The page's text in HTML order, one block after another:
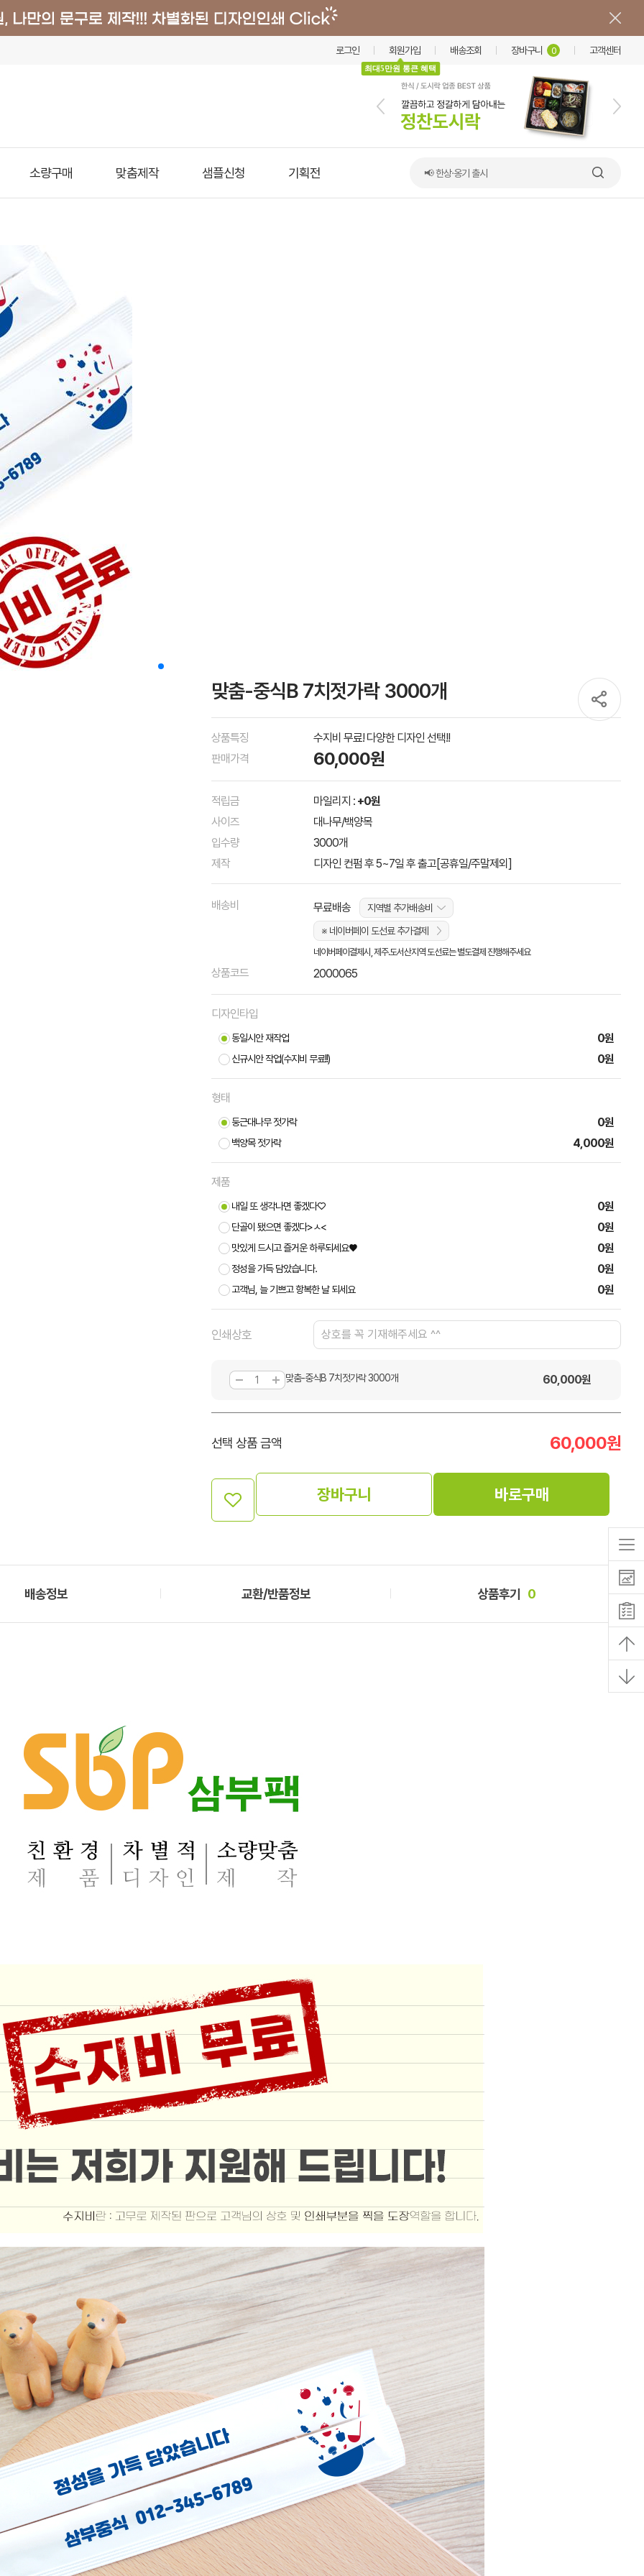
로그인 회원가입
최대5만원 통큰 혜택
배송조회 장바구니 0 고객센터
소량구매 맞춤제작 샘플신청 기획전 📢 한상·옹기 출시
맞춤-중식B 7치젓가락 3000개
상품특징
수지비 무료! 다양한 디자인 선택!!
판매가격
60,000원
적립금 마일리지 : +0원
사이즈
대나무/백양목
입수량
3000개
제작
디자인 컨펌 후 5~7일 후 출고[공휴일/주말제외]
배송비 무료배송
지역별 추가배송비
※ 네이버페이 도선료 추가결제
네이버페이결제시, 제주.도서산지역 도선료는 별도결제 진행해주세요
상품코드 2000065
디자인타입
동일시안 재작업 0원
신규시안 작업(수지비 무료!!) 0원
형태
둥근대나무 젓가락 0원
백양목 젓가락 4,000원
제품
내일 또 생각나면 좋겠다♡ 0원
단골이 됐으면 좋겠다>ㅅ< 0원
맛있게 드시고 즐거운 하루되세요♥ 0원
정성을 가득 담았습니다. 0원
고객님, 늘 기쁘고 항복한 날 되세요 0원
인쇄상호
맞춤-중식B 7치젓가락 3000개 60,000원
선택 상품 금액 60,000원
장바구니 바로구매
배송정보 교환/반품정보 상품후기 0